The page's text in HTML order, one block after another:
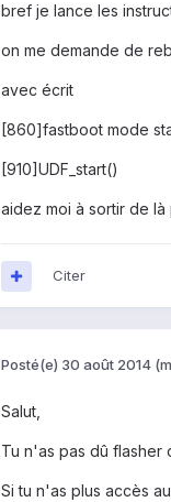
bref je lance les
on me demande de
avec écrit
[860]fastboot mode
[910]UDF_start()
aidez moi à sortir de là
Citer
Posté(e) 30 août 2014
Salut,
Tu n'as pas dû flasher
Si tu n'as plus accès